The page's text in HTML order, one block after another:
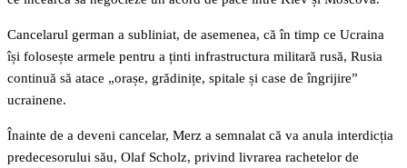
Cancelarul german a subliniat, de asemenea, că în timp ce Ucraina
își folosește armele pentru a ținti infrastructura militară rusă, Rusia
continuă să atace „orașe, grădinițe, spitale și case de îngrijire”
ucrainene.
Înainte de a deveni cancelar, Merz a semnalat că va anula interdicția
predecesorului său, Olaf Scholz, privind livrarea rachetelor de